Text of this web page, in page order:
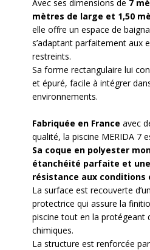
Avec ses dimensions de 7
mètres de large et 1,50
elle offre un espace de
s’adaptant parfaitement aux
restreints.
Sa forme rectangulaire lui
et épuré, facile à intégrer
environnements.
Fabriquée en France avec
qualité, la piscine MERIDA 7
Sa coque en polyester
étanchéité parfaite et
résistance aux conditions
La surface est recouverte
protectrice qui assure la
piscine tout en la protégeant
chimiques.
La structure est renforcée